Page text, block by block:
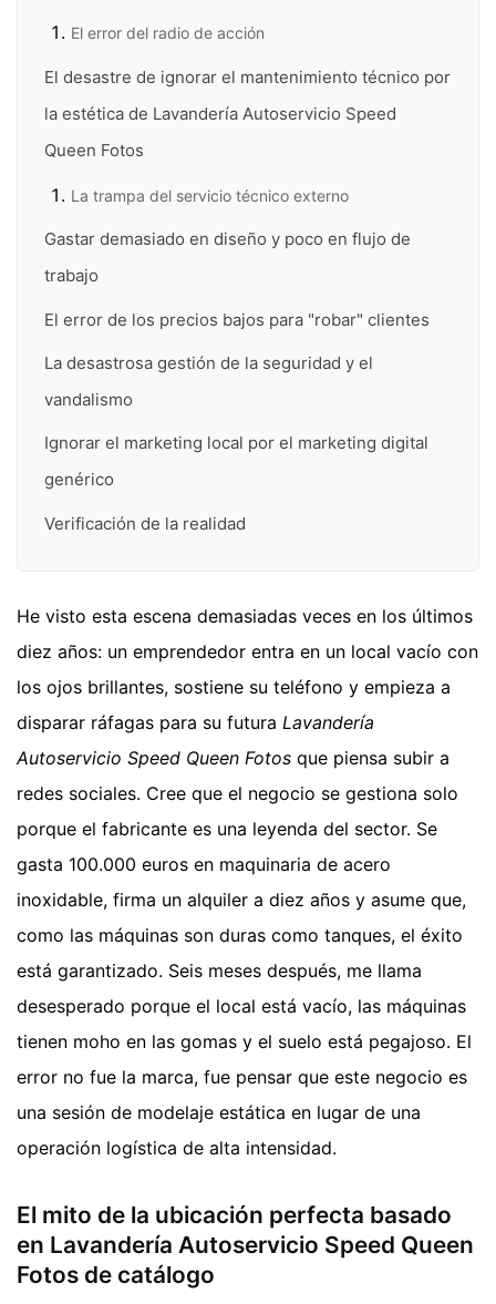
El error del radio de acción
El desastre de ignorar el mantenimiento técnico por
la estética de Lavandería Autoservicio Speed
Queen Fotos
La trampa del servicio técnico externo
Gastar demasiado en diseño y poco en flujo de
trabajo
El error de los precios bajos para "robar" clientes
La desastrosa gestión de la seguridad y el
vandalismo
Ignorar el marketing local por el marketing digital
genérico
Verificación de la realidad
He visto esta escena demasiadas veces en los últimos
diez años: un emprendedor entra en un local vacío con
los ojos brillantes, sostiene su teléfono y empieza a
disparar ráfagas para su futura Lavandería
Autoservicio Speed Queen Fotos que piensa subir a
redes sociales. Cree que el negocio se gestiona solo
porque el fabricante es una leyenda del sector. Se
gasta 100.000 euros en maquinaria de acero
inoxidable, firma un alquiler a diez años y asume que,
como las máquinas son duras como tanques, el éxito
está garantizado. Seis meses después, me llama
desesperado porque el local está vacío, las máquinas
tienen moho en las gomas y el suelo está pegajoso. El
error no fue la marca, fue pensar que este negocio es
una sesión de modelaje estática en lugar de una
operación logística de alta intensidad.
El mito de la ubicación perfecta basado
en Lavandería Autoservicio Speed Queen
Fotos de catálogo